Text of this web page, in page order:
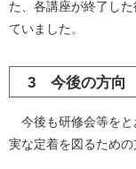
た、各講座が終了し
ていました。
3 今後の方向
今後も研修会等をと
実な定着を図るための